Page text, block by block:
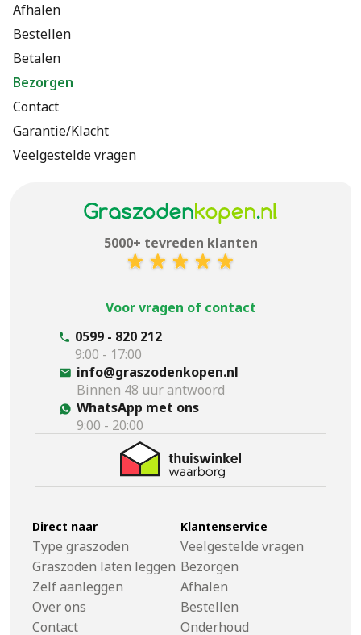
Afhalen
Bestellen
Betalen
Bezorgen
Contact
Garantie/Klacht
Veelgestelde vragen
5000+ tevreden klanten
Voor vragen of contact
0599 - 820 212
9:00 - 17:00
info@graszodenkopen.nl
Binnen 48 uur antwoord
WhatsApp met ons
9:00 - 20:00
Direct naar
Type graszoden
Graszoden laten leggen
Zelf aanleggen
Over ons
Contact
Klantenservice
Veelgestelde vragen
Bezorgen
Afhalen
Bestellen
Onderhoud